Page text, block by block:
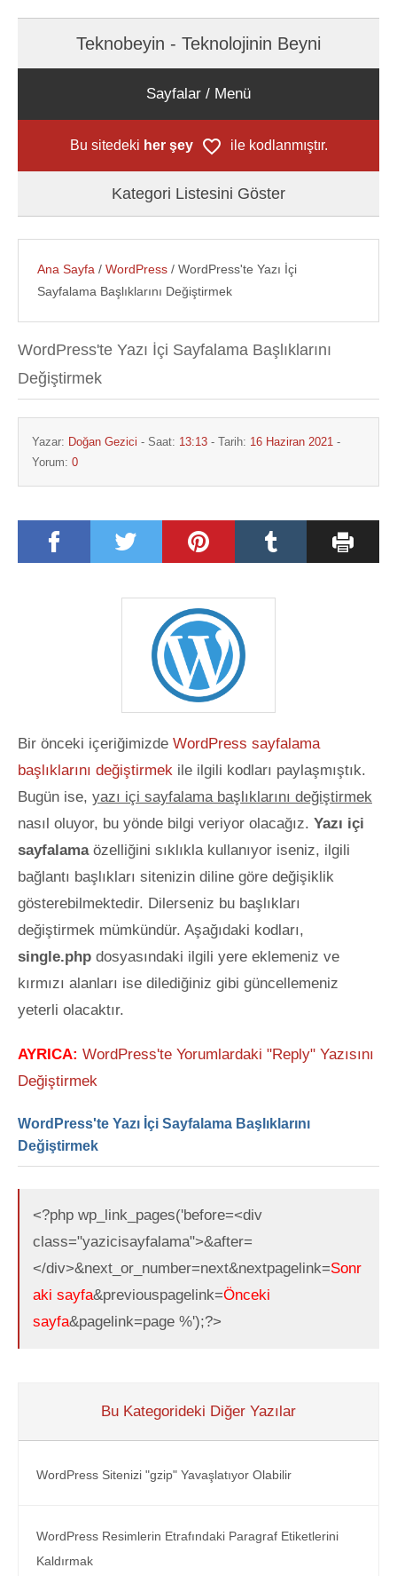
Teknobeyin - Teknolojinin Beyni
Sayfalar / Menü
Bu sitedeki her şey ile kodlanmıştır.
Kategori Listesini Göster
Ana Sayfa /WordPress / WordPress'te Yazı İçi
Sayfalama Başlıklarını Değiştirmek
WordPress'te Yazı İçi Sayfalama Başlıklarını
Değiştirmek
Yazar: Doğan Gezici - Saat: 13:13 - Tarih: 16 Haziran 2021 -
Yorum: 0
Bir önceki içeriğimizde WordPress sayfalama
başlıklarını değiştirmek ile ilgili kodları paylaşmıştık.
Bugün ise, yazı içi sayfalama başlıklarını değiştirmek
nasıl oluyor, bu yönde bilgi veriyor olacağız. Yazı içi
sayfalamaözelliğini sıklıkla kullanıyor iseniz, ilgili
bağlantı başlıkları sitenizin diline göre değişiklik
gösterebilmektedir. Dilerseniz bu başlıkları
değiştirmek mümkündür. Aşağıdaki kodları,
single.php dosyasındaki ilgili yere eklemeniz ve
kırmızı alanları ise dilediğiniz gibi güncellemeniz
yeterli olacaktır.
AYRICA: WordPress'te Yorumlardaki "Reply" Yazısını
Değiştirmek
WordPress'te Yazı İçi Sayfalama Başlıklarını
Değiştirmek
<?php wp_link_pages('before=<div
class="yazicisayfalama">&after=
</div>&next_or_number=next&nextpagelink=Sonr
aki sayfa&previouspagelink=Önceki
sayfa&pagelink=page %');?>
Bu Kategorideki Diğer Yazılar
WordPress Sitenizi "gzip" Yavaşlatıyor Olabilir
WordPress Resimlerin Etrafındaki Paragraf Etiketlerini
Kaldırmak